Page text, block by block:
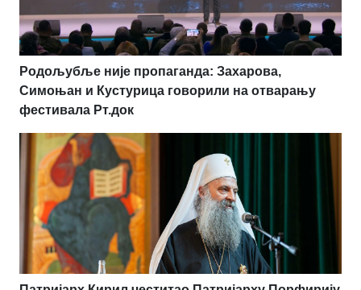
Родољубље није пропаганда: Захарова,
Симоњан и Кустурица говорили на отварању
фестивала Рт.док